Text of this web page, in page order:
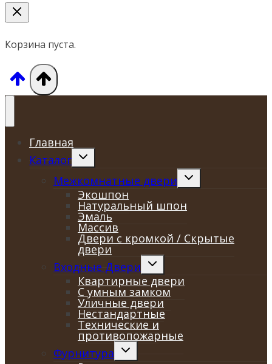
Корзина пуста.
Главная
Каталог
Переключить
Межкомнатные двери
Переключить
Экошпон
Натуральный шпон
Эмаль
Массив
Двери с кромкой / Скрытые
двери
Входные Двери
Переключить
меню
Квартирные двери
С умным замком
Уличные двери
Нестандартные
Технические и
противопожарные
Фурнитура
Переключить